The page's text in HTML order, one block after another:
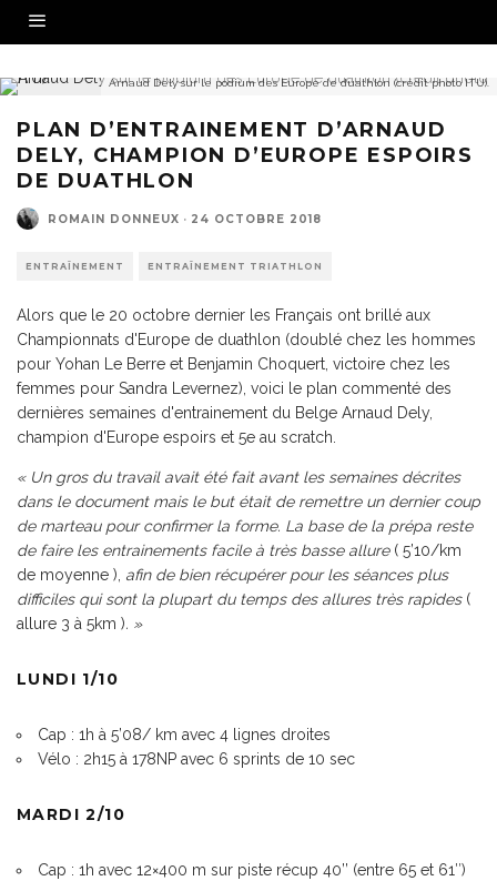
Arnaud Dely sur le podium des Europe de duathlon (crédit photo ITU).
PLAN D’ENTRAINEMENT D’ARNAUD
DELY, CHAMPION D’EUROPE ESPOIRS
DE DUATHLON
ROMAIN DONNEUX · 24 OCTOBRE 2018
ENTRAÎNEMENT ENTRAÎNEMENT TRIATHLON
Alors que le 20 octobre dernier les Français ont brillé aux
Championnats d'Europe de duathlon (doublé chez les hommes
pour Yohan Le Berre et Benjamin Choquert, victoire chez les
femmes pour Sandra Levernez), voici le plan commenté des
dernières semaines d'entrainement du Belge Arnaud Dely,
champion d'Europe espoirs et 5e au scratch.
« Un gros du travail avait été fait avant les semaines décrites
dans le document mais le but était de remettre un dernier coup
de marteau pour confirmer la forme. La base de la prépa reste
de faire les entrainements facile à très basse allure ( 5’10/km
de moyenne ), afin de bien récupérer pour les séances plus
difficiles qui sont la plupart du temps des allures très rapides (
allure 3 à 5km ). »
LUNDI 1/10
Cap : 1h à 5’08/ km avec 4 lignes droites
Vélo : 2h15 à 178NP avec 6 sprints de 10 sec
MARDI 2/10
Cap : 1h avec 12×400 m sur piste récup 40’’ (entre 65 et 61″)